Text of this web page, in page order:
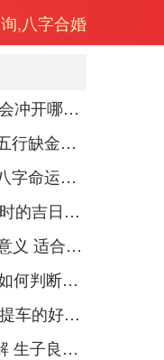
,八字合婚
2024辰冲开财库，2024年辰年会冲开哪些人的财库
五行缺金的人是不是没有财运 五行缺金的人命运好不好
己卯日生人八字富贵 己卯日的八字命运如何
2025年买车提车吉日分析 购车时的吉日与禁忌
2024年农历12月吉日对宝宝的意义 适合龙年宝宝出生的日子有哪些
龙年12月出生宝宝的吉日推荐 如何判断吉日是否适合宝宝
2025年提车吉日解析 如何判断提车的好日子
农历甲辰龙年12月生子吉日详解 生子良辰的影响因素